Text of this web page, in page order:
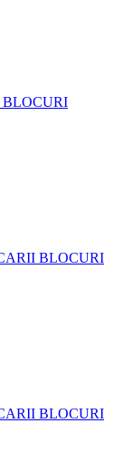
BLOCURI
BLOCURI